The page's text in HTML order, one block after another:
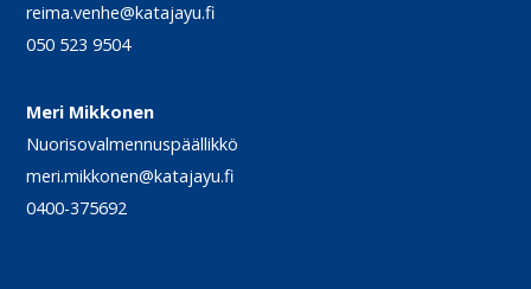
reima.venhe@katajayu.fi
050 523 9504
Meri Mikkonen
Nuorisovalmennuspäällikkö
meri.mikkonen@katajayu.fi
0400-375692